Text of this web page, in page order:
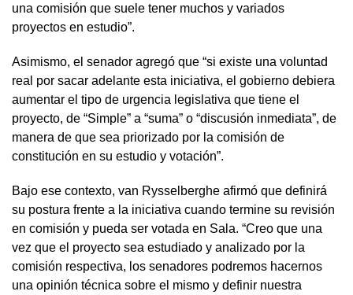
una comisión que suele tener muchos y variados
proyectos en estudio”.
Asimismo, el senador agregó que “si existe una voluntad
real por sacar adelante esta iniciativa, el gobierno debiera
aumentar el tipo de urgencia legislativa que tiene el
proyecto, de “Simple” a “suma” o “discusión inmediata”, de
manera de que sea priorizado por la comisión de
constitución en su estudio y votación”.
Bajo ese contexto, van Rysselberghe afirmó que definirá
su postura frente a la iniciativa cuando termine su revisión
en comisión y pueda ser votada en Sala. “Creo que una
vez que el proyecto sea estudiado y analizado por la
comisión respectiva, los senadores podremos hacernos
una opinión técnica sobre el mismo y definir nuestra